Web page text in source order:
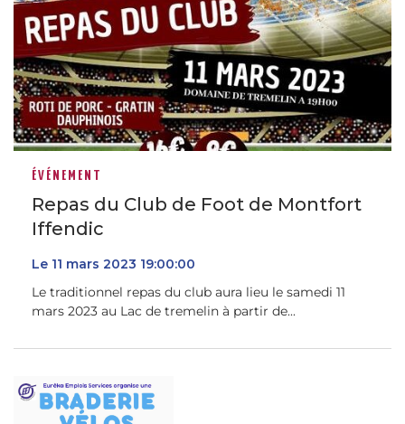
ÉVÉNEMENT
Repas du Club de Foot de Montfort
Iffendic
Le 11 mars 2023 19:00:00
Le traditionnel repas du club aura lieu le samedi 11
mars 2023 au Lac de tremelin à partir de...